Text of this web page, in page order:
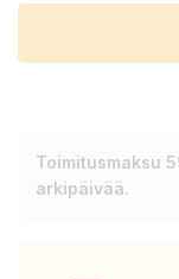
Toimitusmaksu
arkipäivää.